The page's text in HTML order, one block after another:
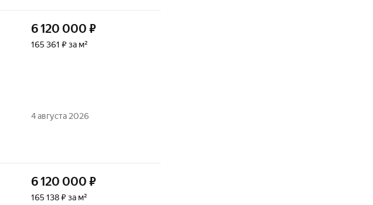
6 120 000 ₽
165 361 ₽ за м²
4 августа 2026
6 120 000 ₽
165 138 ₽ за м²